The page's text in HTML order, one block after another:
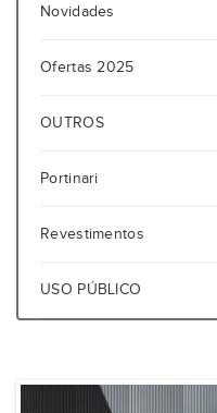
Novidades
Ofertas 2025
OUTROS
Portinari
Revestimentos
USO PÚBLICO